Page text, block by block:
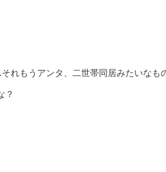
もうアンタ、二世帯同居みたいなも
？